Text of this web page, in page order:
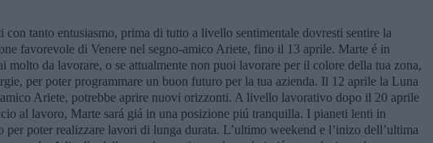
con tanto entusiasmo, prima di tutto a livello sentimentale dovresti sentire la
favorevole di Venere nel segno-amico Ariete, fino il 13 aprile. Marte é in
molto da lavorare, o se attualmente non puoi lavorare per il colore della tua zona,
per poter programmare un buon futuro per la tua azienda. Il 12 aprile la Luna
Ariete, potrebbe aprire nuovi orizzonti. A livello lavorativo dopo il 20 aprile
al lavoro, Marte sará giá in una posizione piú tranquilla. I pianeti lenti in
per poter realizzare lavori di lunga durata. L’ultimo weekend e l’inizo dell’ultima